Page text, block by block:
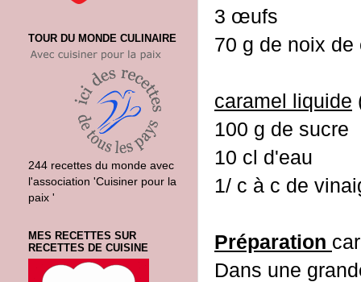
3 œufs
70 g de noix de
caramel liquide
100 g de sucre
10 cl d'eau
1/ c à c de
Préparation
Dans une
TOUR DU MONDE CULINAIRE
244 recettes du monde avec
l'association 'Cuisiner pour la
paix '
MES RECETTES SUR
RECETTES DE CUISINE